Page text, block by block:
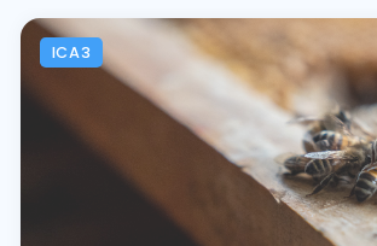
ICA3